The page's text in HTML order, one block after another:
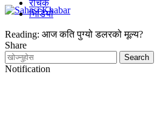
रोचक
भिडियो
Reading: आज कति पुग्यो डलरको मूल्य?
Share
Notification